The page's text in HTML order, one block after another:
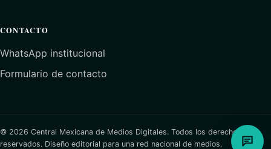
CONTACTO
WhatsApp institucional
Formulario de contacto
© 2026 Central Mexicana de Medios Digitales. Todos los derechos
reservados. Diseño editorial para una red nacional de medios.